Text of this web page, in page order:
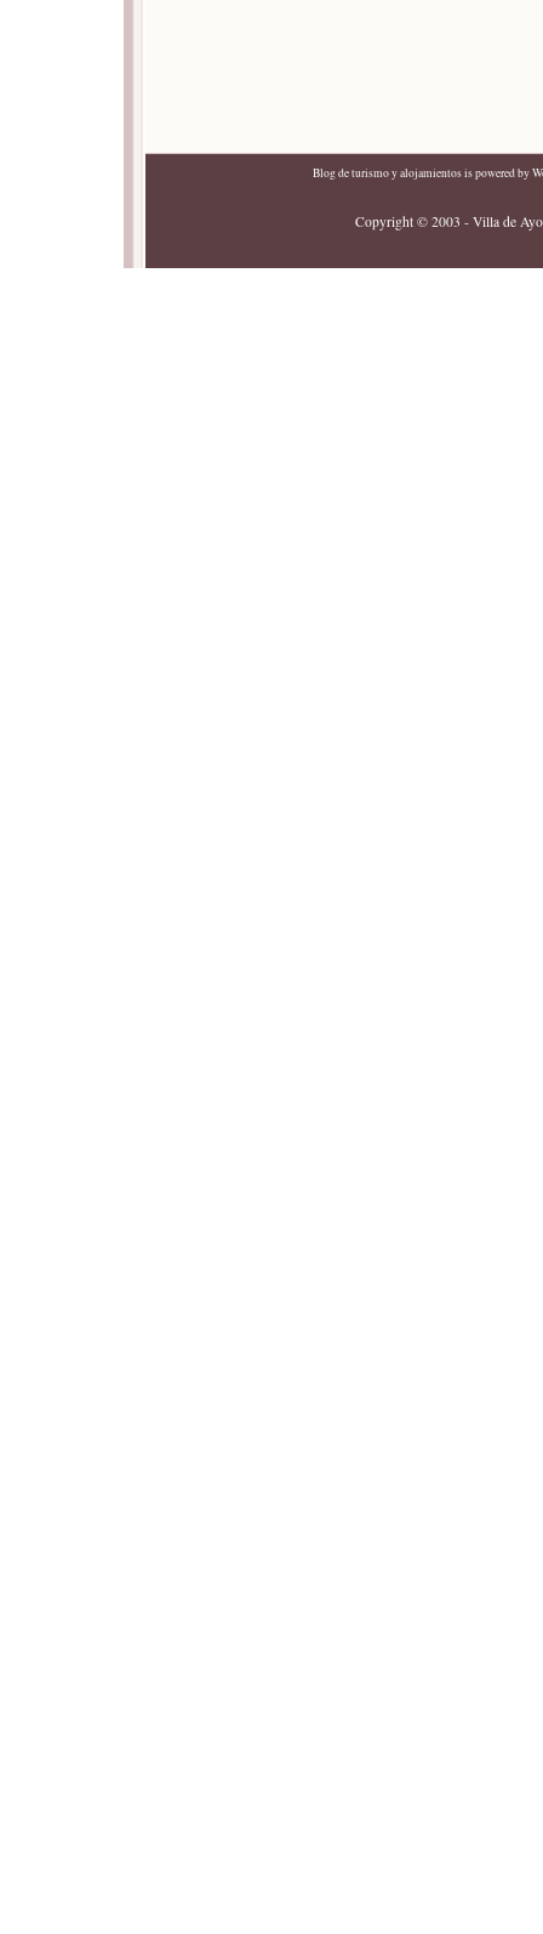
Blog de turismo y alojamientosis powered by
Copyright © 2003 - Villa de